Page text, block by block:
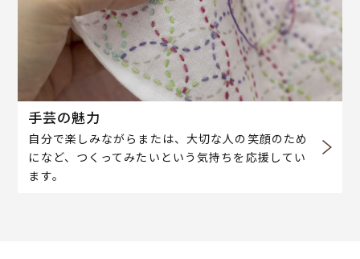
手芸の魅力
自分で楽しみながらまたは、大切な人の笑顔のため
になど、つくってみたいという気持ちを応援してい
ます。